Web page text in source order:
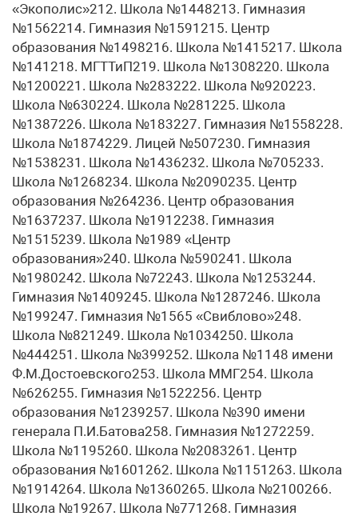
«Экополис»212. Школа №1448213. Гимназия
№1562214. Гимназия №1591215. Центр
образования №1498216. Школа №1415217. Школа
№141218. МГТТиП219. Школа №1308220. Школа
№1200221. Школа №283222. Школа №920223.
Школа №630224. Школа №281225. Школа
№1387226. Школа №183227. Гимназия №1558228.
Школа №1874229. Лицей №507230. Гимназия
№1538231. Школа №1436232. Школа №705233.
Школа №1268234. Школа №2090235. Центр
образования №264236. Центр образования
№1637237. Школа №1912238. Гимназия
№1515239. Школа №1989 «Центр
образования»240. Школа №590241. Школа
№1980242. Школа №72243. Школа №1253244.
Гимназия №1409245. Школа №1287246. Школа
№199247. Гимназия №1565 «Свиблово»248.
Школа №821249. Школа №1034250. Школа
№444251. Школа №399252. Школа №1148 имени
Ф.М.Достоевского253. Школа ММГ254. Школа
№626255. Гимназия №1522256. Центр
образования №1239257. Школа №390 имени
генерала П.И.Батова258. Гимназия №1272259.
Школа №1195260. Школа №2083261. Центр
образования №1601262. Школа №1151263. Школа
№1914264. Школа №1360265. Школа №2100266.
Школа №19267. Школа №771268. Гимназия